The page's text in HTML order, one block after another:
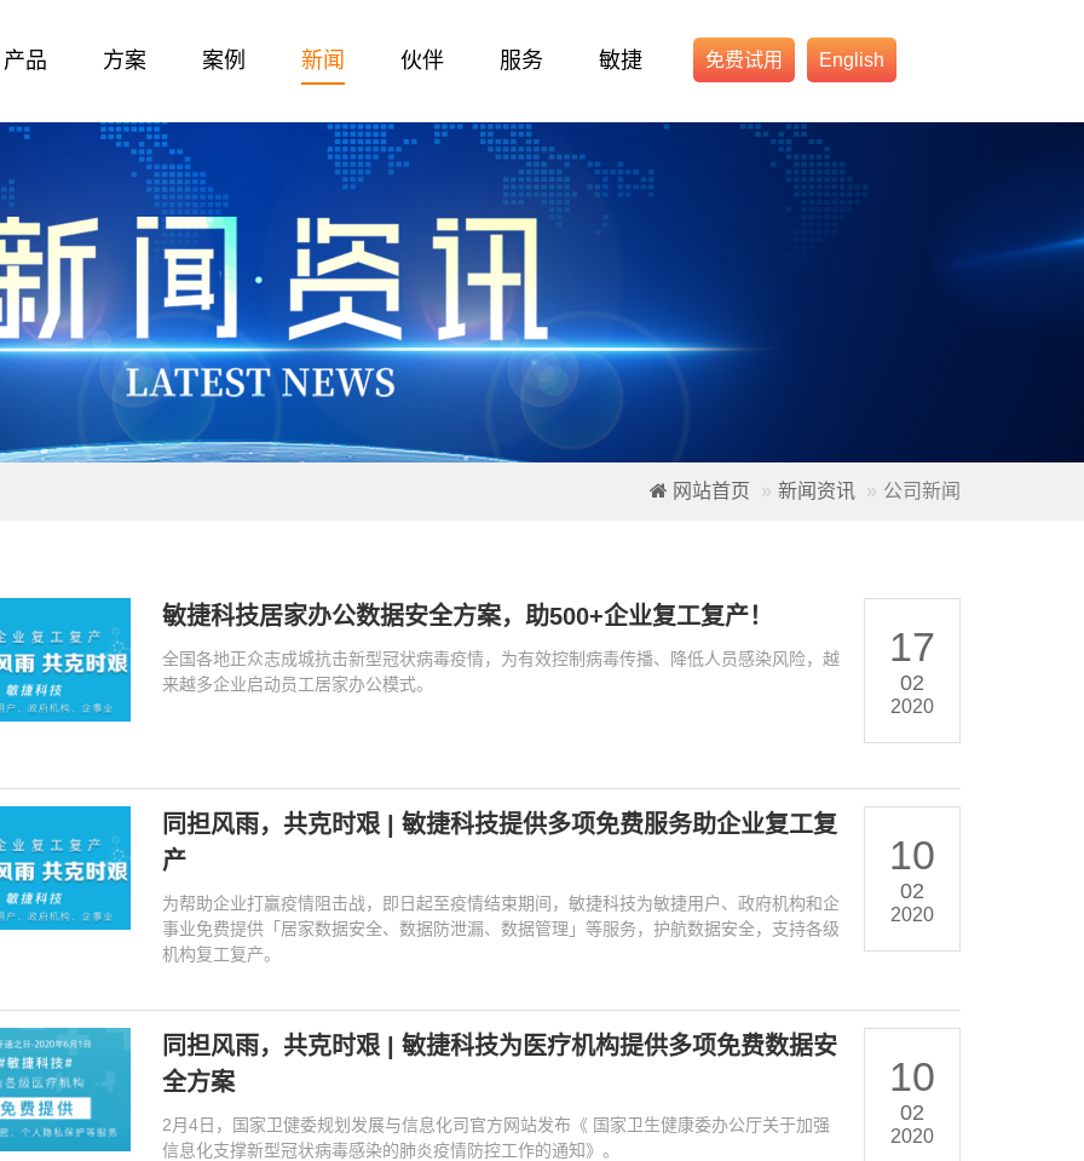
产品 方案 案例 新闻 伙伴 服务 敏捷 免费试用 English
网站首页 新闻资讯 公司新闻
敏捷科技居家办公数据安全方案，助500+企业复工复产！
全国各地正众志成城抗击新型冠状病毒疫情，为有效控制病毒传播、降低人员感染风险，越
来越多企业启动员工居家办公模式。
17
02
2020
同担风雨，共克时艰 | 敏捷科技提供多项免费服务助企业复工复
产
为帮助企业打赢疫情阻击战，即日起至疫情结束期间，敏捷科技为敏捷用户、政府机构和企
事业免费提供「居家数据安全、数据防泄漏、数据管理」等服务，护航数据安全，支持各级
机构复工复产。
10
02
2020
同担风雨，共克时艰 | 敏捷科技为医疗机构提供多项免费数据安
全方案
2月4日，国家卫健委规划发展与信息化司官方网站发布《 国家卫生健康委办公厅关于加强
信息化支撑新型冠状病毒感染的肺炎疫情防控工作的通知》。
10
02
2020